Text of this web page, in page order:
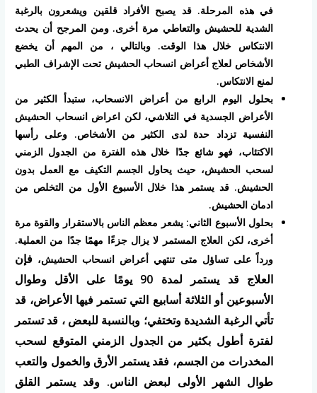
في هذه المرحلة. قد يصبح الأفراد قلقين ويشعرون بالرغبة
الشدية للحشيش والتعاطي مرة أخرى. ومن المرجح أن يحدث
الانتكاس خلال هذا الوقت. وبالتالي ، من المهم أن يخضع
الأشخاص لعلاج أعراض انسحاب الحشيش تحت الإشراف الطبي
لمنع الانتكاس.
بحلول اليوم الرابع من أعراض الانسحاب، ستبدأ الكثير من
الأعراض الجسدية في التلاشي، لكن اعراض انسحاب الحشيش
النفسية تزداد حدة لدى الكثير من الأشخاص. وعلى رأسها
الاكتئاب، فهو شائع جدًا خلال هذه الفترة من الجدول الزمني
لسحب الحشيش، حيث يحاول الجسم التكيف مع العمل بدون
الحشيش. قد يستمر هذا خلال الأسبوع الأول من التخلص من
ادمان الحشيش.
بحلول الأسبوع الثاني: يشعر معظم الناس بالاستقرار والقوة مرة
أخرى، لكن العلاج المستمر لا يزال جزءًا مهمًا جدًا من العملية.
ورداً على تساؤل متى تنتهي أعراض انسحاب الحشيش، فإن
العلاج قد يستمر لمدة 90 يومًا على الأقل وطوال
الأسبوعين أو الثلاثة أسابيع التي تستمر فيها الأعراض، قد
تأتي الرغبة الشديدة وتختفي؛ وبالنسبة للبعض ، قد تستمر
لفترة أطول بكثير من الجدول الزمني المتوقع لسحب
المخدرات من الجسم، فقد يستمر الأرق والخمول والتعب
طوال الشهر الأولى لبعض الناس. وقد يستمر القلق